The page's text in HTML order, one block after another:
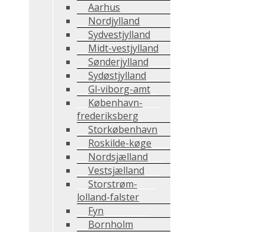
Aarhus
Nordjylland
Sydvestjylland
Midt-vestjylland
Sønderjylland
Sydøstjylland
Gl-viborg-amt
København-
frederiksberg
Storkøbenhavn
Roskilde-køge
Nordsjælland
Vestsjælland
Storstrøm-
lolland-falster
Fyn
Bornholm